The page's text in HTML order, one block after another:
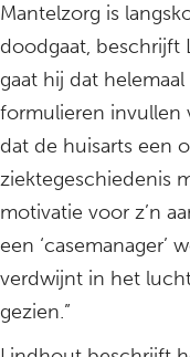
Mantelzorg is
doodgaat, beschrijft
gaat hij dat
formulieren invullen
dat de huisarts een
ziektegeschiedenis
motivatie voor z’n
een ‘casemanager’
verdwijnt in het
gezien.”